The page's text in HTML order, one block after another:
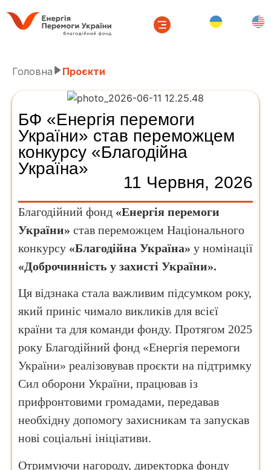
Головна Проєкти
БФ «Енергія перемоги
України» став переможцем
конкурсу «Благодійна
Україна»
11 Червня, 2026
Благодійний фонд «Енергія перемоги
України» став переможцем Національного
конкурсу «Благодійна Україна» у номінації
«Доброчинність у захисті України».
Ця відзнака стала важливим підсумком року,
який приніс чимало викликів для всієї
країни та для команди фонду. Протягом 2025
року Благодійний фонд «Енергія перемоги
України» реалізовував проєкти на підтримку
Сил оборони України, працював із
прифронтовими громадами, передавав
необхідну допомогу захисникам та запускав
нові соціальні ініціативи.
Отримуючи нагороду, директорка фонду